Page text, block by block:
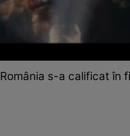
România s-a calificat în